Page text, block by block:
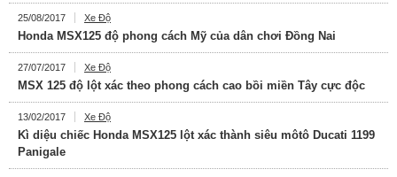
25/08/2017 Xe Độ
Honda MSX125 độ phong cách Mỹ của dân chơi Đồng Nai
27/07/2017 Xe Độ
MSX 125 độ lột xác theo phong cách cao bồi miền Tây cực độc
13/02/2017 Xe Độ
Kì diệu chiếc Honda MSX125 lột xác thành siêu môtô Ducati 1199
Panigale